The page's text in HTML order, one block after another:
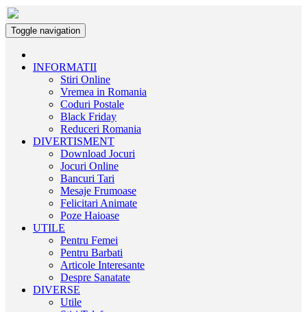
Toggle navigation
INFORMATII
Stiri Online
Vremea in Romania
Coduri Postale
Black Friday
Reduceri Romania
DIVERTISMENT
Download Jocuri
Jocuri Online
Bancuri Tari
Mesaje Frumoase
Felicitari Animate
Poze Haioase
UTILE
Pentru Femei
Pentru Barbati
Articole Interesante
Despre Sanatate
DIVERSE
Utile